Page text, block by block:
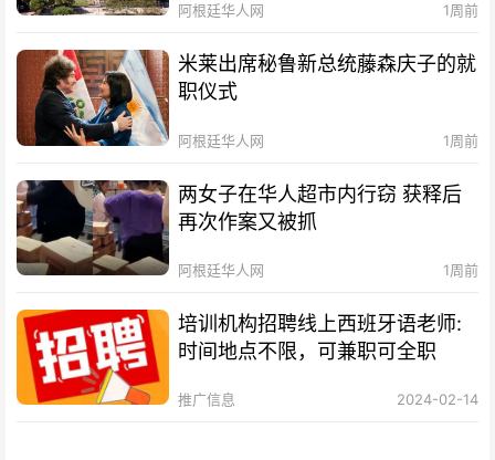
阿根廷华人网 1周前
米莱出席秘鲁新总统藤森庆子的就
职仪式
阿根廷华人网 1周前
两女子在华人超市内行窃 获释后
再次作案又被抓
阿根廷华人网 1周前
培训机构招聘线上西班牙语老师:
时间地点不限，可兼职可全职
推广信息 2024-02-14